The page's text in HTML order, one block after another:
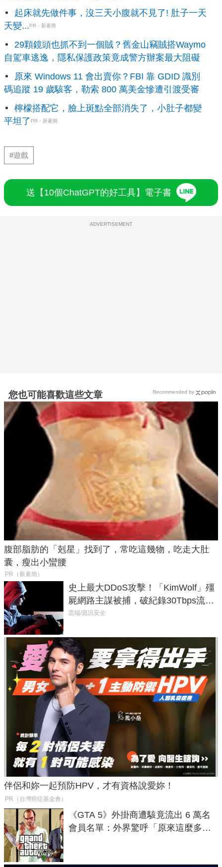
起床就先做件事，沒三天小腹就不見了! 肚子一天
天變...PR・新素簡
29顆鏡頭也抓不到一個賊？舊金山竊賊搭Waymo
自駕車逃逸，隱私保護政策竟成警方辦案最大阻礙
原來 Windows 11 會出賣你？FBI 靠 GDID 識別
碼追蹤 19 歲駭客，勒索 800 萬美金慘遭引渡受審
檸檬搭配它，臉上斑點全部消失了，小肚子都變
平坦了 PR・新素簡
#遊戲
送【10個ChatGPT的好工具】電子書
ADVERTISEMENT
您也可能喜歡這些文章
腹部脂肪的「剋星」找到了，常吃這幾物，吃走大肚
囊，瘦出小蠻腰
PR（新素簡）
史上最大DDoS攻擊！「KimWolf」殭
屍網路主謀被捕，破紀錄30Tbps流量
癱瘓全球！
雲端/資訊安全
伴侶和妳一起預防HPV，才有資格說愛妳！
PR（台灣癌症基金會）
《GTA 5》外掛商遭駭竟流出 6 萬名
會員名單：外界驚呼「原來這麼多人
Recommended by